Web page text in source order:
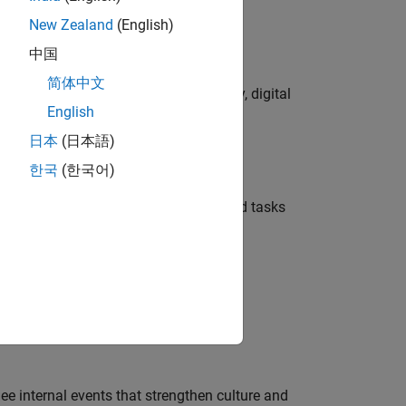
to lead global campaign strategy, digital
consultores
CSR team with communications and tasks
and pipeline growth via
internal events that strengthen culture and
New Zealand (English)
中国
简体中文
English
日本 (日本語)
한국 (한국어)